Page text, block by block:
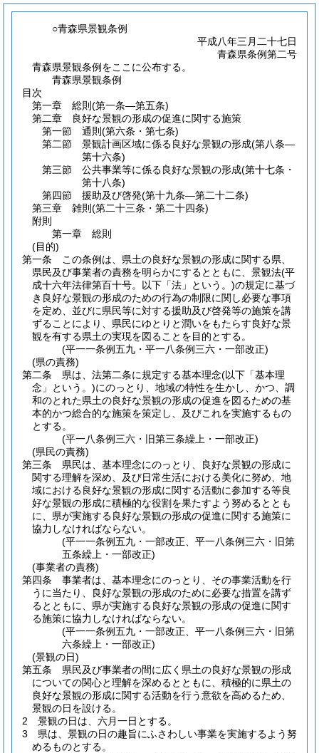
○青森県景観条例
平成八年三月二十七日
青森県条例第二号
青森県景観条例をここに公布する。
青森県景観条例
目次
第一章
総則 (第一条―第五条)
第二章
良好な景観の形成の促進に関する施策
第一節
通則 (第六条・第七条)
第二節
景観計画区域に係る良好な景観の形成(第八条―
第十六条)
第三節
公共事業等に係る良好な景観の形成(第十七条・
第十八条)
第四節
援助及び啓発(第十九条―第二十二条)
第三章
雑則 (第二十三条・第二十四条)
附則
第一章
総則
(目的)
第一条
この条例は、県土の良好な景観の形成に関する県、
県民及び事業者の責務を明らかにするとともに、景観法(平
成十六年法律第百十号。以下「法」という。)の規定に基づ
き良好な景観の形成のための行為の制限に関し必要な事項
を定め、並びに県民等に対する援助及び啓発等の施策を講
ずることにより、県民にゆとりと潤いをもたらす良好な景
観を有する県土の実現を図ることを目的とする。
(平一一条例五九・平一八条例三六・一部改正)
(県の責務)
第二条
県は、法第二条に規定する基本理念(以下「基本理
念」という。)にのっとり、地域の特性を生かし、かつ、調
和のとれた県土の良好な景観の形成の促進を図るための基
本的かつ総合的な施策を策定し、及びこれを実施するもの
とする。
(平一八条例三六・旧第三条繰上・一部改正)
(県民の責務)
第三条
県民は、基本理念にのっとり、良好な景観の形成に
関する理解を深め、及び日常生活における美化に努め、地
域における良好な景観の形成に関する活動に参加する等良
好な景観の形成に積極的な役割を果たすよう努めるととも
に、県が実施する良好な景観の形成の促進に関する施策に
協力しなければならない。
(平一一条例五九・一部改正、平一八条例三六・旧第
五条繰上・一部改正)
(事業者の責務)
第四条
事業者は、基本理念にのっとり、その事業活動を行
うに当たり、良好な景観の形成のために必要な措置を講ず
るとともに、県が実施する良好な景観の形成の促進に関す
る施策に協力しなければならない。
(平一一条例五九・一部改正、平一八条例三六・旧第
六条繰上・一部改正)
(景観の日)
第五条
県民及び事業者の間に広く県土の良好な景観の形成
についての関心と理解を深めるとともに、積極的に県土の
良好な景観の形成に関する活動を行う意欲を高めるため、
景観の日を設ける。
2
景観の日は、六月一日とする。
3
県は、景観の日の趣旨にふさわしい事業を実施するよう努
めるものとする。